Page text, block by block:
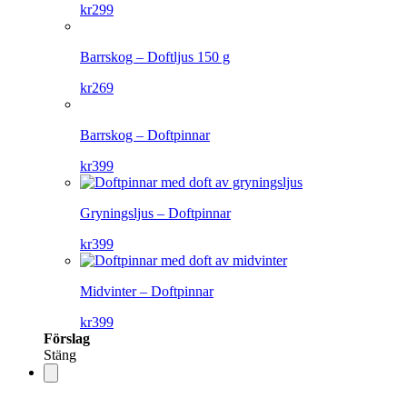
kr299
Barrskog – Doftljus 150 g
kr269
Barrskog – Doftpinnar
kr399
Gryningsljus – Doftpinnar
kr399
Midvinter – Doftpinnar
kr399
Förslag
Stäng